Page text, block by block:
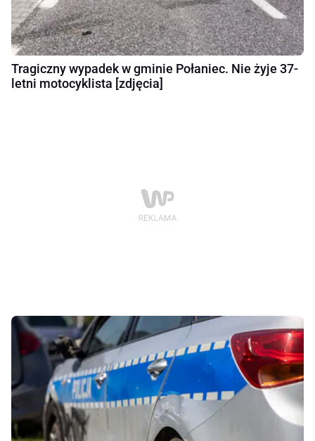
Tragiczny wypadek w gminie Połaniec. Nie żyje 37-
letni motocyklista [zdjęcia]